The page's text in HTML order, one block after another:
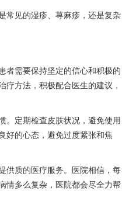
常见的湿疹、荨麻疹，还是复杂
者需要保持坚定的信心和积极的
方法，积极配合医生的建议，
。定期检查皮肤状况，避免使用
好的心态，避免过度紧张和焦
供质的医疗服务。医院相信，每
情多么复杂，医院都会尽全力帮